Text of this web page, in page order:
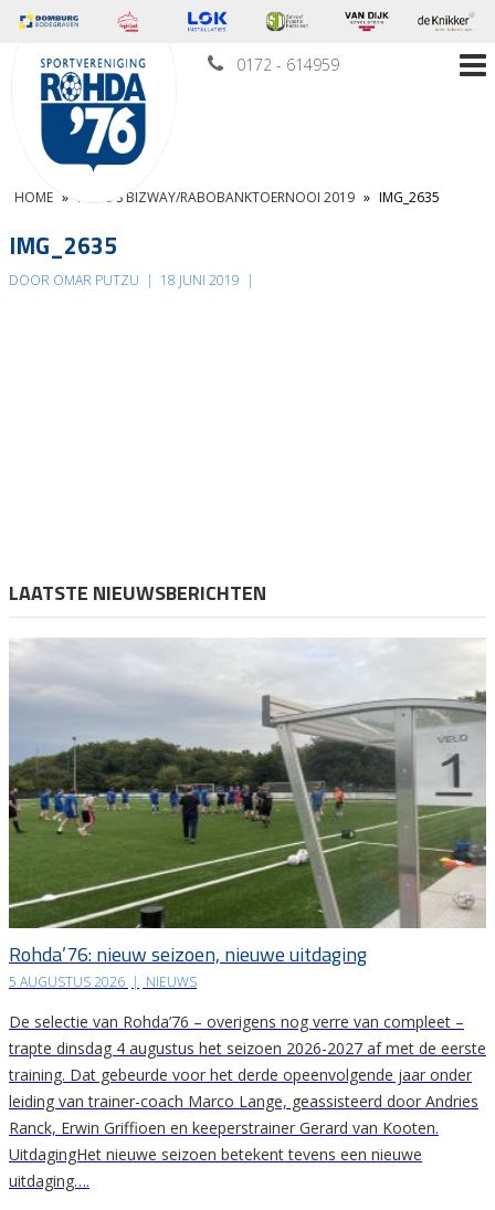
0172 - 614959
HOME » FOTO’S BIZWAY/RABOBANKTOERNOOI 2019 » IMG_2635
IMG_2635
DOOR OMAR PUTZU | 18 JUNI 2019 |
LAATSTE NIEUWSBERICHTEN
Rohda’76: nieuw seizoen, nieuwe uitdaging
5 AUGUSTUS 2026 | NIEUWS
De selectie van Rohda’76 – overigens nog verre van compleet –
trapte dinsdag 4 augustus het seizoen 2026-2027 af met de eerste
training. Dat gebeurde voor het derde opeenvolgende jaar onder
leiding van trainer-coach Marco Lange, geassisteerd door Andries
Ranck, Erwin Griffioen en keeperstrainer Gerard van Kooten.
UitdagingHet nieuwe seizoen betekent tevens een nieuwe
uitdaging….